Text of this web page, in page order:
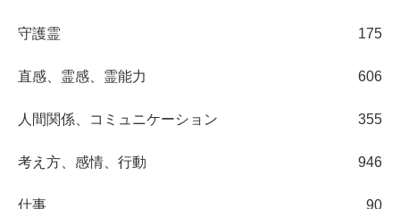
守護霊 175
直感、霊感、霊能力 606
人間関係、コミュニケーション 355
考え方、感情、行動 946
仕事 90